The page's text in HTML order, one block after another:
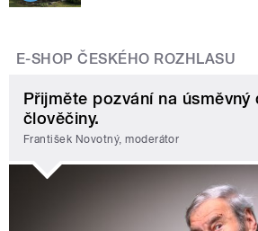
E-SHOP ČESKÉHO ROZHLASU
Přijměte pozvání na
člověčiny.
František Novotný, moderátor